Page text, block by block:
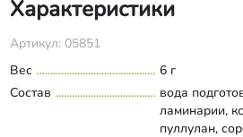
Характеристики
Артикул: 05851
Вес
6 г
Состав
вода
ламинарии,
пуллулан,